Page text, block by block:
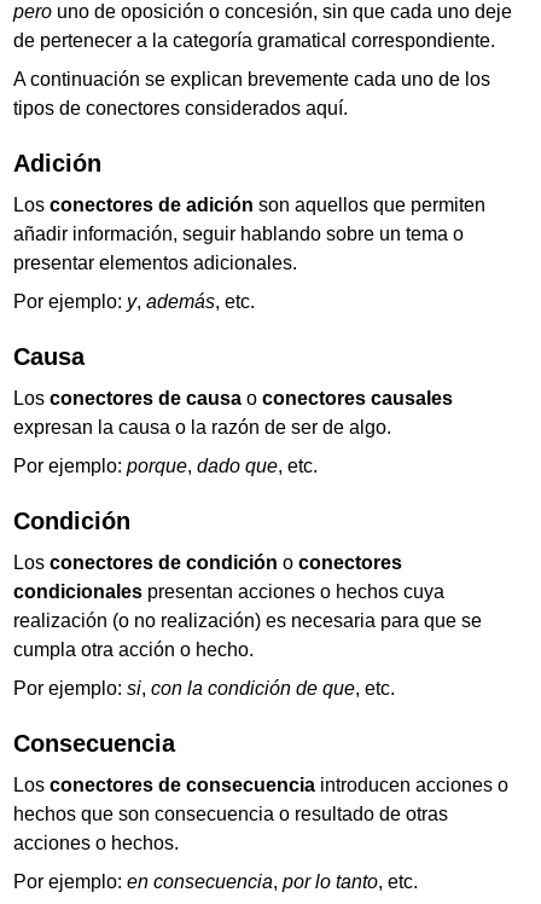
pero uno de oposición o concesión, sin que cada uno deje
de pertenecer a la categoría gramatical correspondiente.
A continuación se explican brevemente cada uno de los
tipos de conectores considerados aquí.
Adición
Losconectores de adición son aquellos que permiten
añadir información, seguir hablando sobre un tema o
presentar elementos adicionales.
Por ejemplo: y,además, etc.
Causa
Losconectores de causa oconectores causales
expresan la causa o la razón de ser de algo.
Por ejemplo:porque,dado que, etc.
Condición
Losconectores de condición oconectores
condicionales presentan acciones o hechos cuya
realización (o no realización) es necesaria para que se
cumpla otra acción o hecho.
Por ejemplo:si,con la condición de que, etc.
Consecuencia
Losconectores de consecuencia introducen acciones o
hechos que son consecuencia o resultado de otras
acciones o hechos.
Por ejemplo:en consecuencia,por lo tanto, etc.